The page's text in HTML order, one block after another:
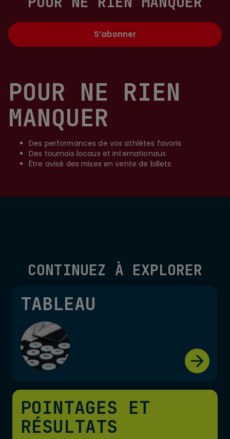
POUR NE RIEN
MANQUER
Des performances de vos athlètes favoris
Des tournois locaux et internationaux
Être avisé des mises en vente de billets
S’abonner
CONTINUEZ À EXPLORER
TABLEAU
POINTAGES ET
RÉSULTATS